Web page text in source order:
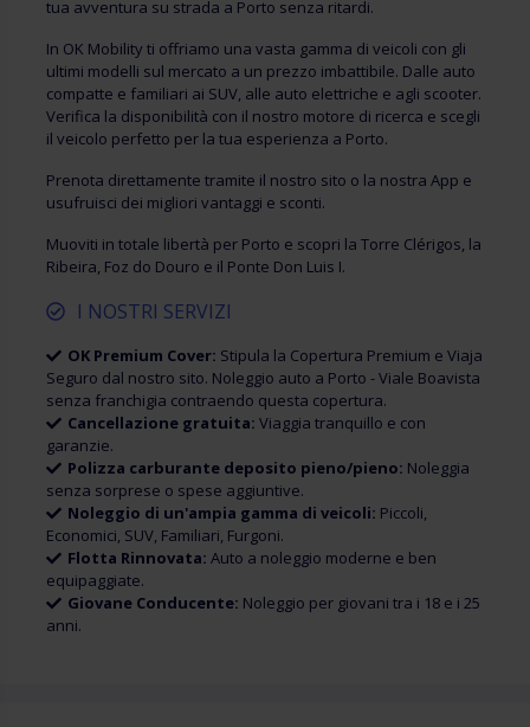
tua avventura su strada a Porto senza ritardi.
In OK Mobility ti offriamo una vasta gamma di veicoli con gli
ultimi modelli sul mercato a un prezzo imbattibile. Dalle auto
compatte e familiari ai SUV, alle auto elettriche e agli scooter.
Verifica la disponibilità con il nostro motore di ricerca e scegli
il veicolo perfetto per la tua esperienza a Porto.
Prenota direttamente tramite il nostro sito o la nostra App e
usufruisci dei migliori vantaggi e sconti.
Muoviti in totale libertà per Porto e scopri la Torre Clérigos, la
Ribeira, Foz do Douro e il Ponte Don Luis I.
I NOSTRI SERVIZI
OK Premium Cover: Stipula la Copertura Premium e Viaja
Seguro dal nostro sito. Noleggio auto a Porto - Viale Boavista
senza franchigia contraendo questa copertura.
Cancellazione gratuita: Viaggia tranquillo e con
garanzie.
Polizza carburante deposito pieno/pieno: Noleggia
senza sorprese o spese aggiuntive.
Noleggio di un'ampia gamma di veicoli: Piccoli,
Economici, SUV, Familiari, Furgoni.
Flotta Rinnovata: Auto a noleggio moderne e ben
equipaggiate.
Giovane Conducente: Noleggio per giovani tra i 18 e i 25
anni.